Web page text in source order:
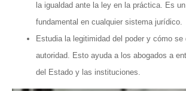
la igualdad ante la ley en la práctica. Es
fundamental en cualquier sistema jurídico.
Estudia la legitimidad del poder y cómo se
autoridad. Esto ayuda a los abogados a
del Estado y las instituciones.